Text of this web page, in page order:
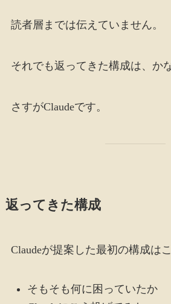
読者層までは伝えていません。
それでも返ってきた構成は、か
さすがClaudeです。
返ってきた構成
Claudeが提案した最初の構成は
そもそも何に困っていたか